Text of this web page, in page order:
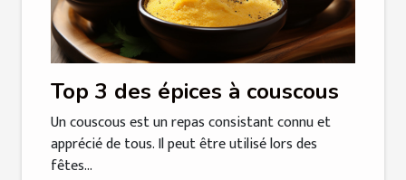
Top 3 des épices à couscous
Un couscous est un repas consistant connu et
apprécié de tous. Il peut être utilisé lors des
fêtes...